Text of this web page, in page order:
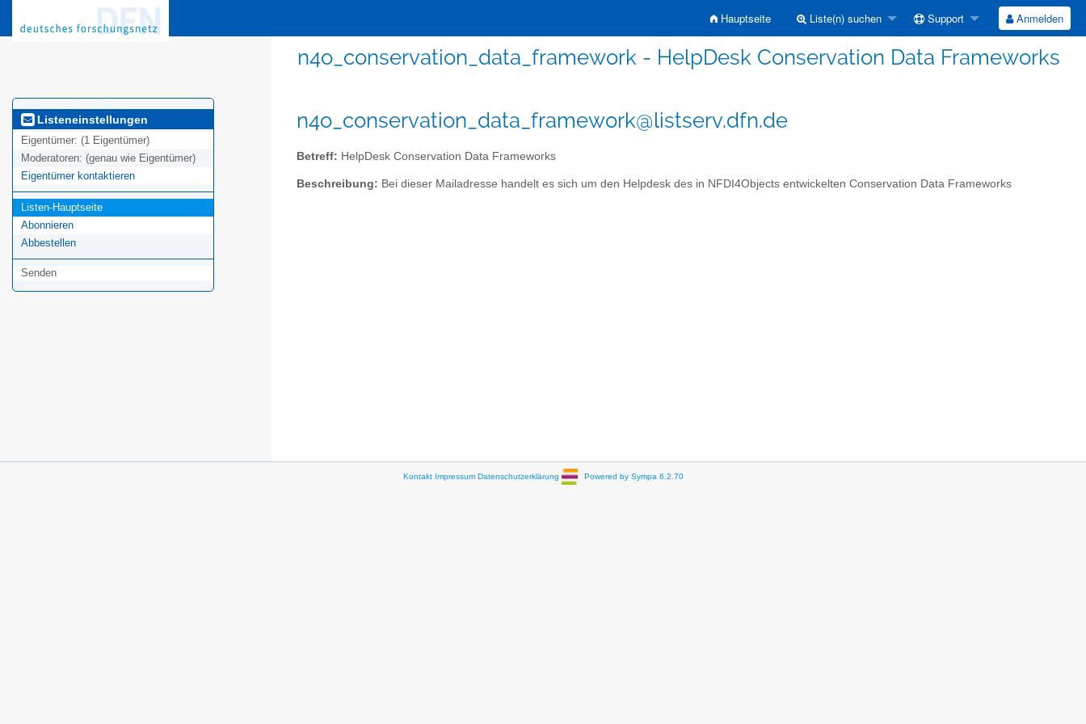
Hauptseite Liste(n) suchen Support Anmelden
n4o_conservation_data_framework - HelpDesk Conservation Data Frameworks
Listeneinstellungen
Eigentümer: (1 Eigentümer)
Moderatoren: (genau wie Eigentümer)
Eigentümer kontaktieren
Listen-Hauptseite
Abonnieren
Abbestellen
Senden
n4o_conservation_data_framework@listserv.dfn.de
Betreff: HelpDesk Conservation Data Frameworks
Beschreibung: Bei dieser Mailadresse handelt es sich um den Helpdesk des in NFDI4Objects entwickelten Conservation Data Frameworks
Kontakt Impressum Datenschutzerklärung Powered by Sympa 6.2.70